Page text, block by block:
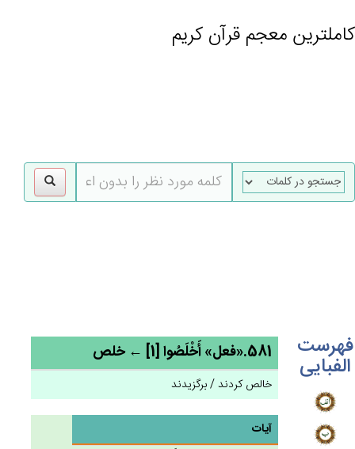
کاملترین معجم قرآن کریم
فهرست
الفبایی 581.«فعل» أَخْلَصُوا [1] ← خلص
خالص کردند / برگزیدند
آیات